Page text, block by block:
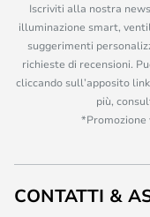
Iscriviti alla nostra
illuminazione smart,
suggerimenti
richieste di recensioni.
cliccando sull’apposito
più,
*Promozione
CONTATTI &